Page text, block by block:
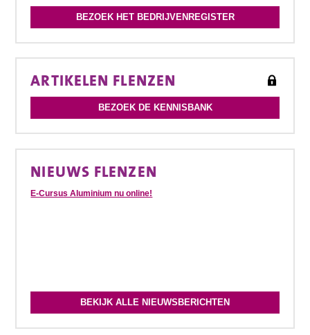
BEZOEK HET BEDRIJVENREGISTER
ARTIKELEN FLENZEN
BEZOEK DE KENNISBANK
NIEUWS FLENZEN
E-Cursus Aluminium nu online!
BEKIJK ALLE NIEUWSBERICHTEN